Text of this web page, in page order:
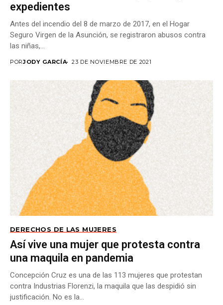
expedientes
Antes del incendio del 8 de marzo de 2017, en el Hogar
Seguro Virgen de la Asunción, se registraron abusos contra
las niñas,...
PORJODY GARCÍA 23 DE NOVIEMBRE DE 2021
DERECHOS DE LAS MUJERES
Así vive una mujer que protesta contra
una maquila en pandemia
Concepción Cruz es una de las 113 mujeres que protestan
contra Industrias Florenzi, la maquila que las despidió sin
justificación. No es la...